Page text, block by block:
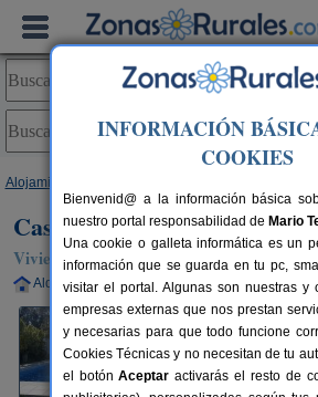
Alojamientos
Casa Paredes
Vivienda turística en Tomiño (Pontevedra)
Alquiler completo 10+2 plazas 54 km de
INFORMACIÓN
COOKIES
Bienvenid@ a la información básica
nuestro portal responsabilidad de Mario
Una cookie o galleta informática es un
información que se guarda en tu pc,
visitar el portal. Algunas son nuestras y
empresas externas que nos prestan
y necesarias para que todo funcione
Cookies Técnicas y no necesitan de tu
el botónAceptar activarás el resto de